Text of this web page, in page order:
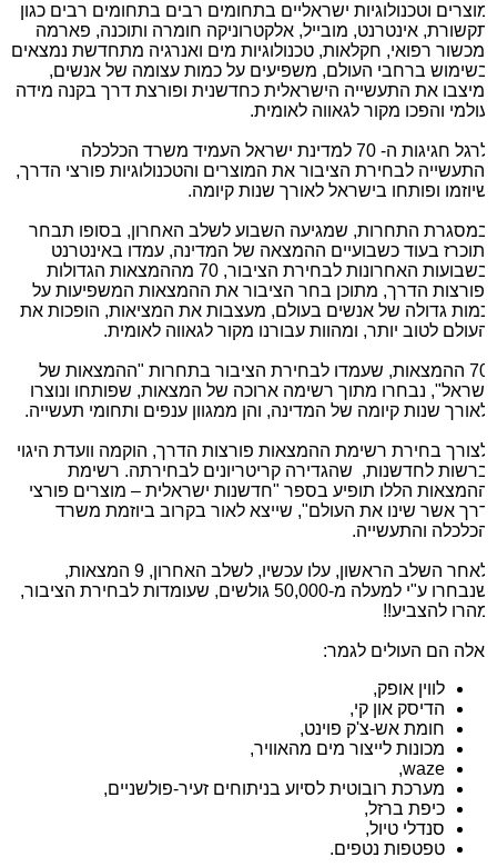
וטכנולוגיות ישראליים בתחומים רבים בתחומים רבים כגון
אינטרנט, מובייל, אלקטרוניקה חומרה ותוכנה, פארמה
רפואי, חקלאות, טכנולוגיות מים ואנרגיה מתחדשת נמצאים
ברחבי העולם, משפיעים על כמות עצומה של אנשים,
את התעשייה הישראלית כחדשנית ופורצת דרך בקנה מידה
והפכו מקור לגאווה לאומית.
לרגל חגיגות ה- 70 למדינת ישראל העמיד משרד הכלכלה
לבחירת הציבור את המוצרים והטכנולוגיות פורצי הדרך,
ופותחו בישראל לאורך שנות קיומה.
התחרות, שמגיעה השבוע לשלב האחרון, בסופו תבחר
בעוד כשבועיים ההמצאה של המדינה, עמדו באינטרנט
בשבועות האחרונות לבחירת הציבור, 70 מההמצאות הגדולות
הדרך, מתוכן בחר הציבור את ההמצאות המשפיעות על
גדולה של אנשים בעולם, מעצבות את המציאות, הופכות את
לטוב יותר, ומהוות עבורנו מקור לגאווה לאומית.
70 ההמצאות, שעמדו לבחירת הציבור בתחרות "ההמצאות של
נבחרו מתוך רשימה ארוכה של המצאות, שפותחו ונוצרו
שנות קיומה של המדינה, והן ממגוון ענפים ותחומי תעשייה.
בחירת רשימת ההמצאות פורצות הדרך, הוקמה וועדת היגוי
לחדשנות, שהגדירה קריטריונים לבחירתה. רשימת
הללו תופיע בספר "חדשנות ישראלית – מוצרים פורצי
אשר שינו את העולם", שייצא לאור בקרוב ביוזמת משרד
והתעשייה.
לאחר השלב הראשון, עלו עכשיו, לשלב האחרון, 9 המצאות,
שנבחרו ע"י למעלה מ-50,000 גולשים, שעומדות לבחירת הציבור,
להצביע!!
הם העולים לגמר:
לווין אופק,
הדיסק און קי,
חומת אש-צ'ק פוינט,
מכונות לייצור מים מהאוויר,
waze
,
מערכת רובוטית לסיוע בניתוחים זעיר-פולשניים,
כיפת ברזל,
סנדלי טיול,
טפטפות נטפים.